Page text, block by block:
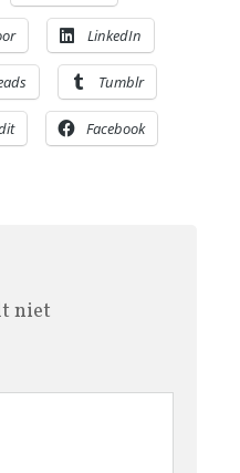
LinkedIn
Tumblr
Facebook
niet